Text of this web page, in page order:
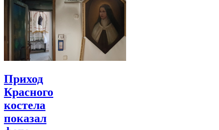
Приход
Красного
костела
показал